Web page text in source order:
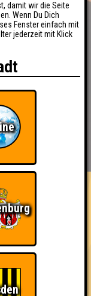
Fatale
damit wir die Seite
Wenn Du Dich
Fenster einfach mit
jederzeit mit Klick